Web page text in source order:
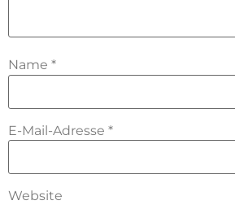
Name *
E-Mail-Adresse *
Website